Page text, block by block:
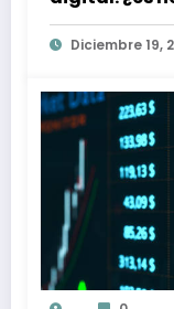
Diciembre 19,